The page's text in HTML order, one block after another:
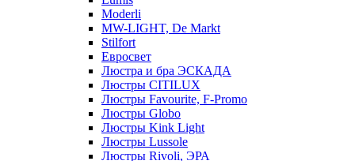
Moderli
MW-LIGHT, De Markt
Stilfort
Евросвет
Люстра и бра ЭСКАДА
Люстры CITILUX
Люстры Favourite, F-Promo
Люстры Globo
Люстры Kink Light
Люстры Lussole
Люстры Rivoli, ЭРА